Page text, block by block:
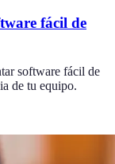
fácil de
software fácil de
de tu equipo.